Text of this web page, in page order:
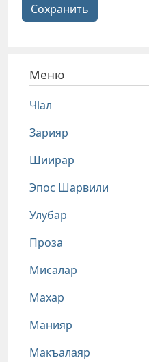
Сохранить
Меню
Чlал
Зарияр
Шиирар
Эпос Шарвили
Улубар
Проза
Мисалар
Махар
Манияр
Макъалаяр